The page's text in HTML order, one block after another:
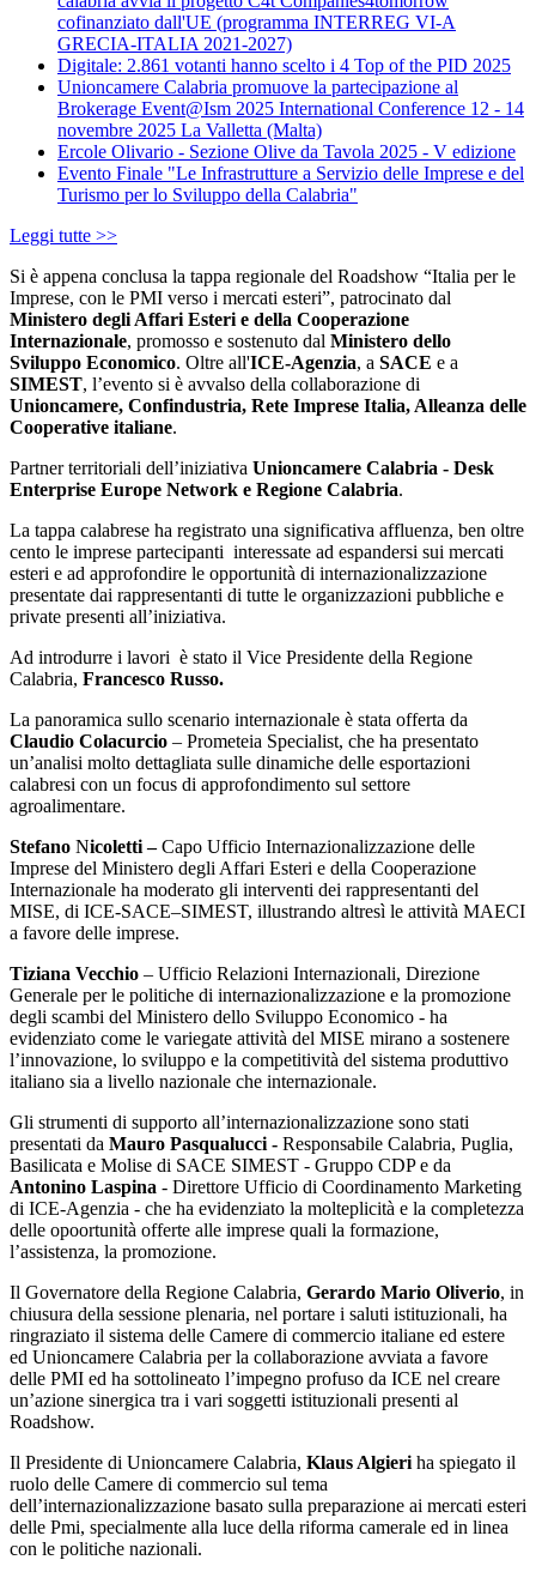
cofinanziato dall'UE (programma INTERREG VI-A
GRECIA-ITALIA 2021-2027)
Digitale: 2.861 votanti hanno scelto i 4 Top of the PID 2025
Unioncamere Calabria promuove la partecipazione al
Brokerage Event@Ism 2025 International Conference 12 - 14
novembre 2025 La Valletta (Malta)
Ercole Olivario - Sezione Olive da Tavola 2025 - V edizione
Evento Finale "Le Infrastrutture a Servizio delle Imprese e del
Turismo per lo Sviluppo della Calabria"
Leggi tutte >>
Si è appena conclusa la tappa regionale del Roadshow “Italia per le
Imprese, con le PMI verso i mercati esteri”, patrocinato dal
Ministero degli Affari Esteri e della Cooperazione
Internazionale, promosso e sostenuto dal Ministero dello
Sviluppo Economico. Oltre all'ICE-Agenzia, a SACE e a
SIMEST, l’evento si è avvalso della collaborazione di
Unioncamere, Confindustria, Rete Imprese Italia, Alleanza delle
Cooperative italiane.
Partner territoriali dell’iniziativa Unioncamere Calabria - Desk
Enterprise Europe Network e Regione Calabria.
La tappa calabrese ha registrato una significativa affluenza, ben oltre
cento le imprese partecipanti interessate ad espandersi sui mercati
esteri e ad approfondire le opportunità di internazionalizzazione
presentate dai rappresentanti di tutte le organizzazioni pubbliche e
private presenti all’iniziativa.
Ad introdurre i lavori è stato il Vice Presidente della Regione
Calabria, Francesco Russo.
La panoramica sullo scenario internazionale è stata offerta da
Claudio Colacurcio – Prometeia Specialist, che ha presentato
un’analisi molto dettagliata sulle dinamiche delle esportazioni
calabresi con un focus di approfondimento sul settore
agroalimentare.
Stefano Nicoletti –Capo Ufficio Internazionalizzazione delle
Imprese del Ministero degli Affari Esteri e della Cooperazione
Internazionale ha moderato gli interventi dei rappresentanti del
MISE, di ICE-SACE–SIMEST, illustrando altresì le attività MAECI
a favore delle imprese.
Tiziana Vecchio – Ufficio Relazioni Internazionali, Direzione
Generale per le politiche di internazionalizzazione e la promozione
degli scambi del Ministero dello Sviluppo Economico - ha
evidenziato come le variegate attività del MISE mirano a sostenere
l’innovazione, lo sviluppo e la competitività del sistema produttivo
italiano sia a livello nazionale che internazionale.
Gli strumenti di supporto all’internazionalizzazione sono stati
presentati da Mauro Pasqualucci - Responsabile Calabria, Puglia,
Basilicata e Molise di SACE SIMEST - Gruppo CDP e da
Antonino Laspina - Direttore Ufficio di Coordinamento Marketing
di ICE-Agenzia - che ha evidenziato la molteplicità e la completezza
delle opoortunità offerte alle imprese quali la formazione,
l’assistenza, la promozione.
Il Governatore della Regione Calabria, Gerardo Mario Oliverio, in
chiusura della sessione plenaria, nel portare i saluti istituzionali, ha
ringraziato il sistema delle Camere di commercio italiane ed estere
ed Unioncamere Calabria per la collaborazione avviata a favore
delle PMI ed ha sottolineato l’impegno profuso da ICE nel creare
un’azione sinergica tra i vari soggetti istituzionali presenti al
Roadshow.
Il Presidente di Unioncamere Calabria, Klaus Algieri ha spiegato il
ruolo delle Camere di commercio sul tema
dell’internazionalizzazione basato sulla preparazione ai mercati esteri
delle Pmi, specialmente alla luce della riforma camerale ed in linea
con le politiche nazionali.